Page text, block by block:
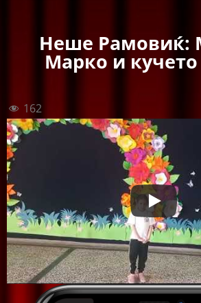
Неше Рамовиќ:
Марко и
162